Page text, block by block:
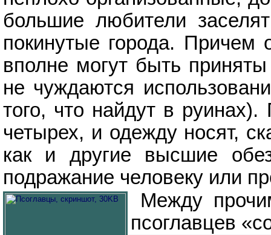
большие любители
покинутые города. Причем
вполне могут быть
не чуждаются
того, что найдут в
четырех, и одежду носят,
как и другие высшие
подражание человеку или
Между
псоглавцев